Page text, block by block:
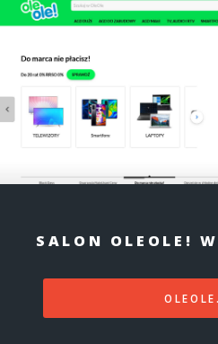
SALON OLEOLE!